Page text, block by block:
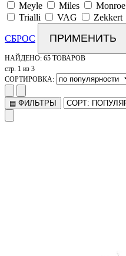
Meyle
Miles Monroe
Trialli
VAG Zekkert
СБРОС ПРИМЕНИТЬ
НАЙДЕНО: 65 ТОВАРОВ
стр. 1 из 3
СОРТИРОВКА:
▤ ФИЛЬТРЫ